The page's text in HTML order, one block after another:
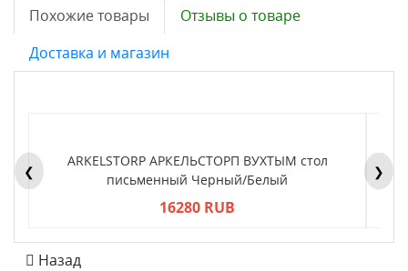
Похожие товары
Отзывы о товаре
Доставка и магазин
❮
ARKELSTORP АРКЕЛЬСТОРП ВУХТЫМ стол
письменный Черный/Белый
16280 RUB
❯
Назад